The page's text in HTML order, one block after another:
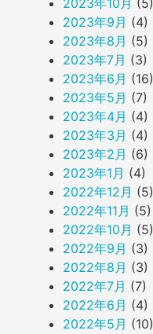
2023年10月 (5)
2023年9月 (4)
2023年8月 (5)
2023年7月 (3)
2023年6月 (16)
2023年5月 (7)
2023年4月 (4)
2023年3月 (4)
2023年2月 (6)
2023年1月 (4)
2022年12月 (5)
2022年11月 (5)
2022年10月 (5)
2022年9月 (3)
2022年8月 (3)
2022年7月 (7)
2022年6月 (4)
2022年5月 (10)